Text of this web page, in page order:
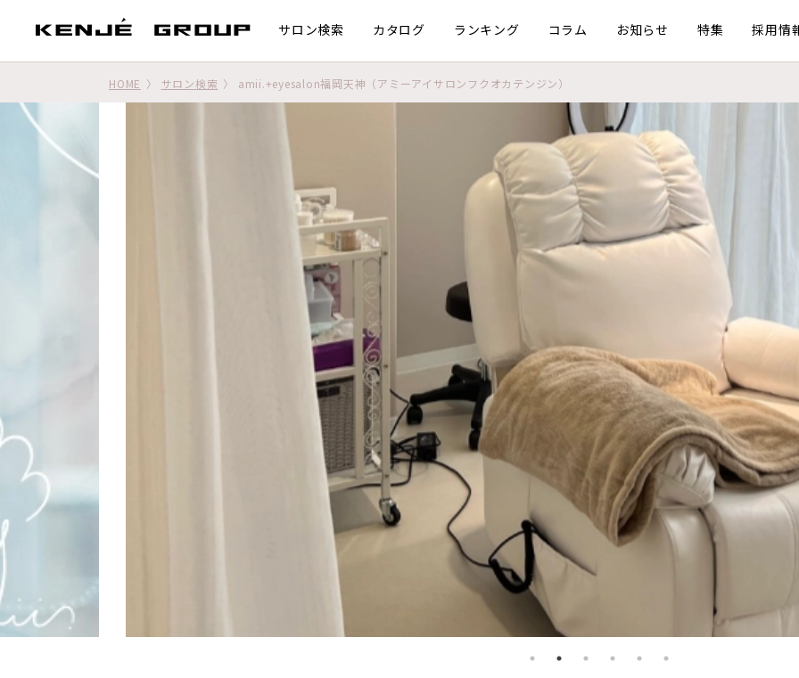
サロン検索 カタログ ランキング コラム お知らせ 特集 採用情
HOME サロン検索 amii.+eyesalon福岡天神（アミーアイサロンフクオカテンジン）